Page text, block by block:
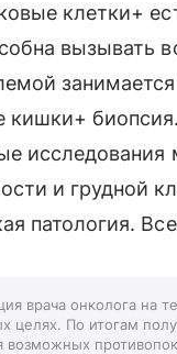
клетки+
вызывать
кишки+
и грудной
патология.
врача онколога
целях. По итогам
возможных